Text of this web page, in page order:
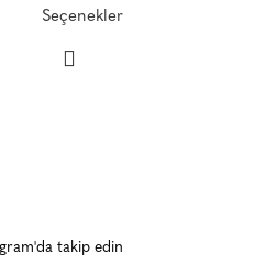
Seçenekler
takip edin